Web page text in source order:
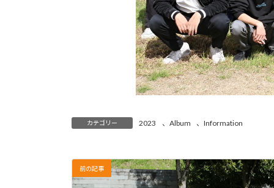
カテゴリー 2023 、 Album 、Information
前の記事